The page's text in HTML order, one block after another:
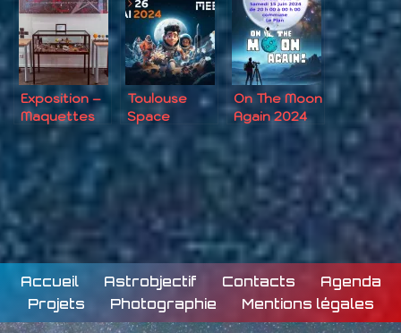
Exposition –
Maquettes
d’Espace
Toulouse
Space
Festival 2024
On The Moon
Again 2024
Accueil Astrobjectif Contacts
Agenda
Projets
Photographie Mentions légales